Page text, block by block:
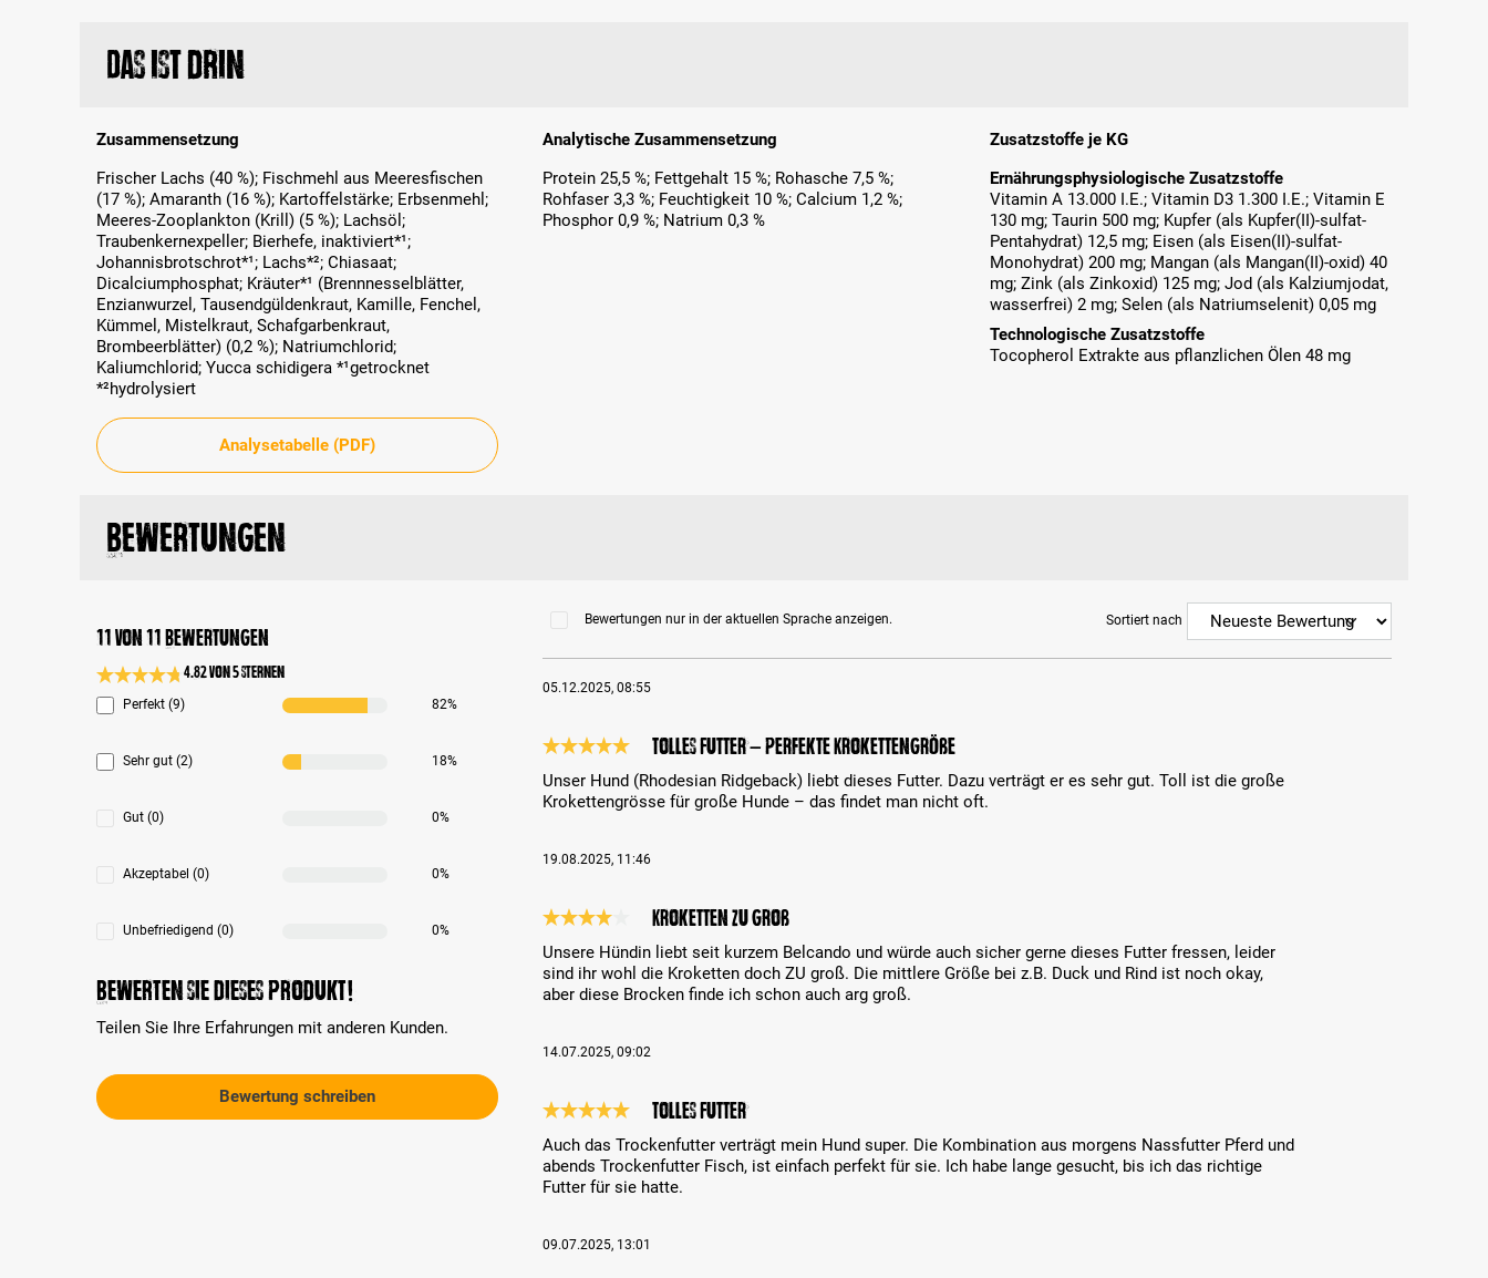
Das ist drin
Zusammensetzung
Frischer Lachs (40 %); Fischmehl aus Meeresfischen
(17 %); Amaranth (16 %); Kartoffelstärke; Erbsenmehl;
Meeres-Zooplankton (Krill) (5 %); Lachsöl;
Traubenkernexpeller; Bierhefe, inaktiviert*¹;
Johannisbrotschrot*¹; Lachs*²; Chiasaat;
Dicalciumphosphat; Kräuter*¹ (Brennnesselblätter,
Enzianwurzel, Tausendgüldenkraut, Kamille, Fenchel,
Kümmel, Mistelkraut, Schafgarbenkraut,
Brombeerblätter) (0,2 %); Natriumchlorid;
Kaliumchlorid; Yucca schidigera *¹getrocknet
*²hydrolysiert
Analytische Zusammensetzung
Protein 25,5 %; Fettgehalt 15 %; Rohasche 7,5 %;
Rohfaser 3,3 %; Feuchtigkeit 10 %; Calcium 1,2 %;
Phosphor 0,9 %; Natrium 0,3 %
Zusatzstoffe je KG
Ernährungsphysiologische Zusatzstoffe
Vitamin A 13.000 I.E.; Vitamin D3 1.300 I.E.; Vitamin E
130 mg; Taurin 500 mg; Kupfer (als Kupfer(II)-sulfat-
Pentahydrat) 12,5 mg; Eisen (als Eisen(II)-sulfat-
Monohydrat) 200 mg; Mangan (als Mangan(II)-oxid) 40
mg; Zink (als Zinkoxid) 125 mg; Jod (als Kalziumjodat,
wasserfrei) 2 mg; Selen (als Natriumselenit) 0,05 mg
Technologische Zusatzstoffe
Tocopherol Extrakte aus pflanzlichen Ölen 48 mg
Analysetabelle (PDF)
Bewertungen
11 von 11 Bewertungen
Durchschnittliche Bewertung 4.8 von 5 Sternen
4.82 von 5 Sternen
Perfekt (9) 82%
Sehr gut (2) 18%
Gut (0) 0%
Akzeptabel (0) 0%
Unbefriedigend (0) 0%
Bewerten Sie dieses Produkt!
Teilen Sie Ihre Erfahrungen mit anderen Kunden.
Bewertung schreiben
Bewertungen nur in der aktuellen Sprache anzeigen. Sortiert nach
05.12.2025, 08:55
tolles Futter – perfekte Krokettengröße
Unser Hund (Rhodesian Ridgeback) liebt dieses Futter. Dazu verträgt er es sehr gut. Toll ist die große
Krokettengrösse für große Hunde – das findet man nicht oft.
19.08.2025, 11:46
Kroketten zu groß
Unsere Hündin liebt seit kurzem Belcando und würde auch sicher gerne dieses Futter fressen, leider
sind ihr wohl die Kroketten doch ZU groß. Die mittlere Größe bei z.B. Duck und Rind ist noch okay,
aber diese Brocken finde ich schon auch arg groß.
14.07.2025, 09:02
Tolles Futter
Auch das Trockenfutter verträgt mein Hund super. Die Kombination aus morgens Nassfutter Pferd und
abends Trockenfutter Fisch, ist einfach perfekt für sie. Ich habe lange gesucht, bis ich das richtige
Futter für sie hatte.
09.07.2025, 13:01